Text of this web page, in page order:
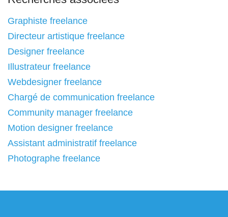
Graphiste freelance
Directeur artistique freelance
Designer freelance
Illustrateur freelance
Webdesigner freelance
Chargé de communication freelance
Community manager freelance
Motion designer freelance
Assistant administratif freelance
Photographe freelance